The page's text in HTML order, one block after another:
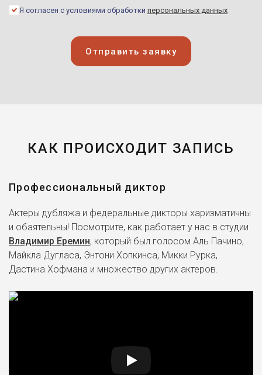
Я согласен с условиями обработки персональных данных
Отправить заявку
КАК ПРОИСХОДИТ ЗАПИСЬ
Профессиональный диктор
Актеры дубляжа и федеральные дикторы харизматичны
и обаятельны! Посмотрите, как работает у нас в студии
Владимир Еремин, который был голосом Аль Пачино,
Майкла Дугласа, Энтони Хопкинса, Микки Рурка,
Дастина Хофмана и множество других актеров.